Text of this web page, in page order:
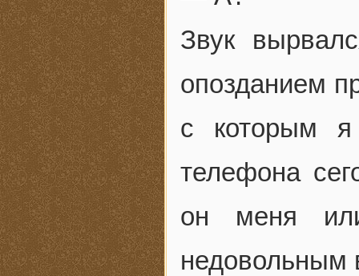
Звук
опозданием
с которым я
телефона
он меня
недовольным